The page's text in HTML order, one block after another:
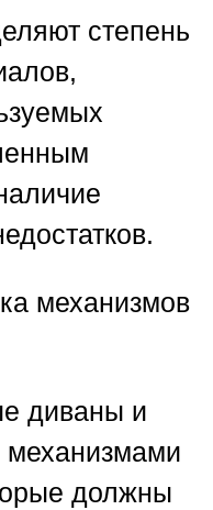
степень
механизмов
диваны и
должны